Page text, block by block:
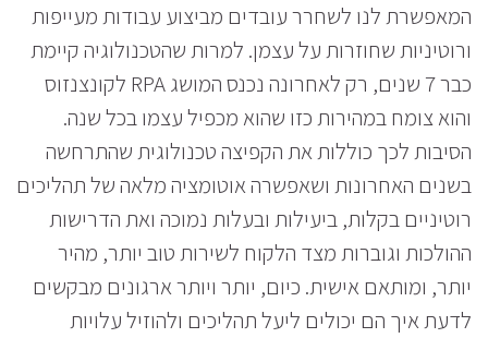
המאפשרת לנו לשחרר עובדים מביצוע עבודות מעייפות
ורוטיניות שחוזרות על עצמן. למרות שהטכנולוגיה קיימת
כבר 7 שנים, רק לאחרונה נכנס המושג RPA לקונצנזוס
והוא צומח במהירות כזו שהוא מכפיל עצמו בכל שנה.
הסיבות לכך כוללות את הקפיצה טכנולוגית שהתרחשה
בשנים האחרונות ושאפשרה אוטומציה מלאה של תהליכים
רוטיניים בקלות, ביעילות ובעלות נמוכה ואת הדרישות
ההולכות וגוברות מצד הלקוח לשירות טוב יותר, מהיר
יותר, ומותאם אישית. כיום, יותר ויותר ארגונים מבקשים
לדעת איך הם יכולים ליעל תהליכים ולהוזיל עלויות